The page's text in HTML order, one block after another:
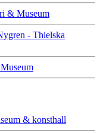
& Museum
- Thielska
& konsthall